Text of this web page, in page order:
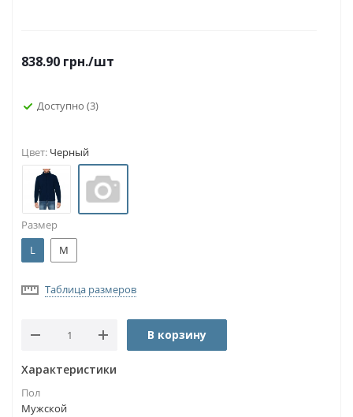
838.90 грн./шт
Доступно (3)
Цвет: Черный
Размер
L
M
Таблица размеров
В корзину
Характеристики
Пол
Мужской